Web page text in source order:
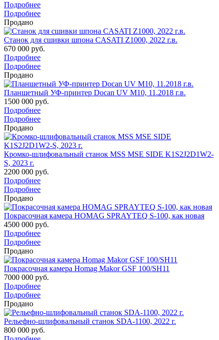
Подробнее
Подробнее
Продано
Станок для сшивки шпона CASATI Z1000, 2022 г.в.
670 000 руб.
Подробнее
Подробнее
Продано
Планшетный УФ-принтер Docan UV M10, 11.2018 г.в.
1500 000 руб.
Подробнее
Подробнее
Продано
Кромко-шлифовальный станок MSS MSE SIDE K1S2J2D1W2-
S, 2023 г.
2200 000 руб.
Подробнее
Подробнее
Продано
Покрасочная камера HOMAG SPRAYTEQ S-100, как новая
4500 000 руб.
Подробнее
Подробнее
Продано
Покрасочная камера Homag Makor GSF 100/SH11
7000 000 руб.
Подробнее
Подробнее
Продано
Рельефно-шлифовальный станок SDA-1100, 2022 г.
800 000 руб.